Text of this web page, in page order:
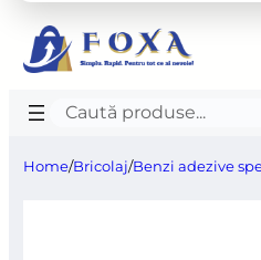
Caută
Home/Bricolaj/Benzi adezive